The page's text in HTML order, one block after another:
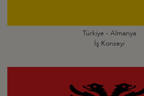
Türkiye - Almanya
İş Konseyi